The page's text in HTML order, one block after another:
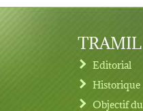
TRAMIL
Editorial
Historique
Objectif